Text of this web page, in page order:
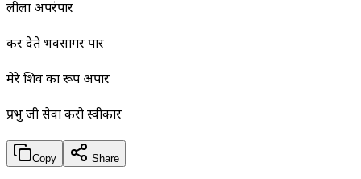
लीला अपरंपार
कर देते भवसागर पार
मेरे शिव का रूप अपार
प्रभु जी सेवा करो स्वीकार
Copy Share